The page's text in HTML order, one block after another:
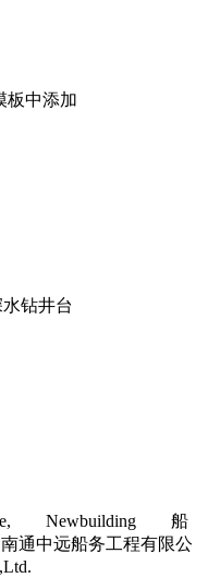
板中添加
钻井台
Newbuilding 船
中远船务工程有限公